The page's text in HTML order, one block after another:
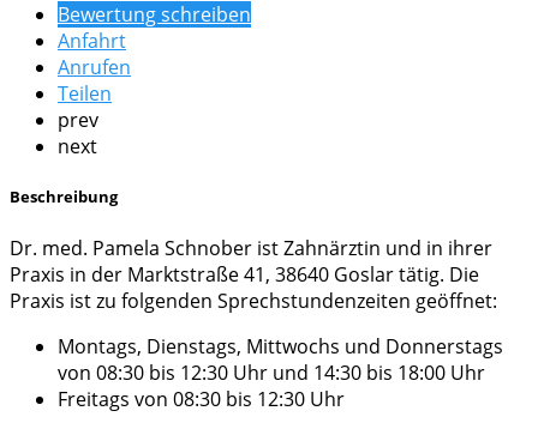
Bewertung schreiben
Anfahrt
Anrufen
Teilen
prev
next
Beschreibung
Dr. med. Pamela Schnober ist Zahnärztin und in ihrer
Praxis in der Marktstraße 41, 38640 Goslar tätig. Die
Praxis ist zu folgenden Sprechstundenzeiten geöffnet:
Montags, Dienstags, Mittwochs und Donnerstags
von 08:30 bis 12:30 Uhr und 14:30 bis 18:00 Uhr
Freitags von 08:30 bis 12:30 Uhr